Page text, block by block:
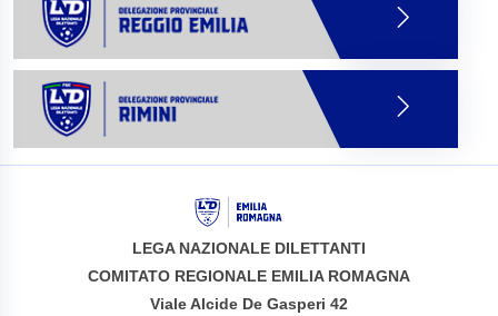
LEGA NAZIONALE DILETTANTI
COMITATO REGIONALE EMILIA ROMAGNA
Viale Alcide De Gasperi 42